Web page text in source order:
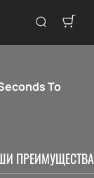
To
ПРЕИМУЩЕСТВА